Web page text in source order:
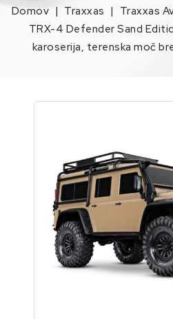
Domov Traxxas Traxxas
TRX-4 Defender Sand
karoserija, terenska moč